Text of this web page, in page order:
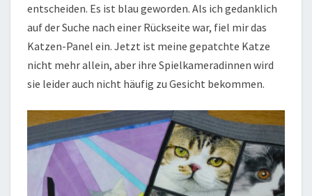
entscheiden. Es ist blau geworden. Als ich gedanklich
auf der Suche nach einer Rückseite war, fiel mir das
Katzen-Panel ein. Jetzt ist meine gepatchte Katze
nicht mehr allein, aber ihre Spielkameradinnen wird
sie leider auch nicht häufig zu Gesicht bekommen.